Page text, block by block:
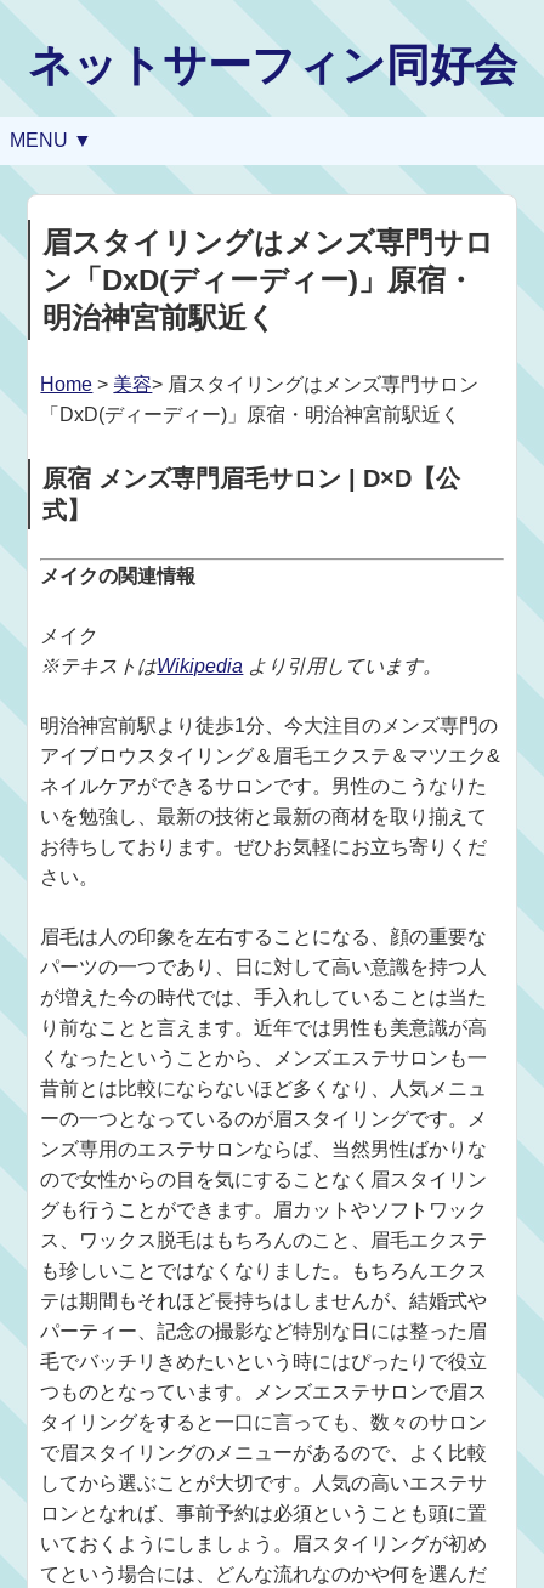
ネットサーフィン同好会
MENU ▼
眉スタイリングはメンズ専門サロ
ン「DxD(ディーディー)」原宿・
明治神宮前駅近く
Home > 美容> 眉スタイリングはメンズ専門サロン
「DxD(ディーディー)」原宿・明治神宮前駅近く
原宿 メンズ専門眉毛サロン | D×D【公
式】
メイクの関連情報
メイク
※テキストはWikipedia より引用しています。
明治神宮前駅より徒歩1分、今大注目のメンズ専門の
アイブロウスタイリング＆眉毛エクステ＆マツエク&
ネイルケアができるサロンです。男性のこうなりた
いを勉強し、最新の技術と最新の商材を取り揃えて
お待ちしております。ぜひお気軽にお立ち寄りくだ
さい。
眉毛は人の印象を左右することになる、顔の重要な
パーツの一つであり、日に対して高い意識を持つ人
が増えた今の時代では、手入れしていることは当た
り前なことと言えます。近年では男性も美意識が高
くなったということから、メンズエステサロンも一
昔前とは比較にならないほど多くなり、人気メニュ
ーの一つとなっているのが眉スタイリングです。メ
ンズ専用のエステサロンならば、当然男性ばかりな
ので女性からの目を気にすることなく眉スタイリン
グも行うことができます。眉カットやソフトワック
ス、ワックス脱毛はもちろんのこと、眉毛エクステ
も珍しいことではなくなりました。もちろんエクス
テは期間もそれほど長持ちはしませんが、結婚式や
パーティー、記念の撮影など特別な日には整った眉
毛でバッチリきめたいという時にはぴったりで役立
つものとなっています。メンズエステサロンで眉ス
タイリングをすると一口に言っても、数々のサロン
で眉スタイリングのメニューがあるので、よく比較
してから選ぶことが大切です。人気の高いエステサ
ロンとなれば、事前予約は必須ということも頭に置
いておくようにしましょう。眉スタイリングが初め
てという場合には、どんな流れなのかや何を選んだ